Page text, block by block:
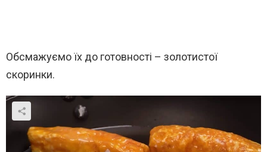
Обсмажуємо їх до готовності – золотистої
скоринки.